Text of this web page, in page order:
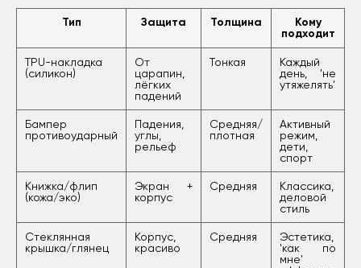
Тип Защита Толщина
Кому
подходит
TPU-накладка
(силикон)
От
царапин,
лёгких
падений
Тонкая
Каждый
день, 'не
утяжелять'
Бампер
противоударный
Падения,
углы,
рельеф
Средняя/
плотная
Активный
режим,
дети,
спорт
Книжка/флип
(кожа/эко)
Экран +
корпус
Средняя
Классика,
деловой
стиль
Стеклянная
крышка/глянец
Корпус,
красиво
Средняя
Эстетика,
'как по
мне'